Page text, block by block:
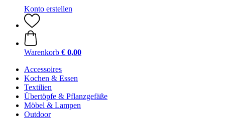
Konto erstellen
Warenkorb € 0,00
Accessoires
Kochen & Essen
Textilien
Übertöpfe & Pflanzgefäße
Möbel & Lampen
Outdoor